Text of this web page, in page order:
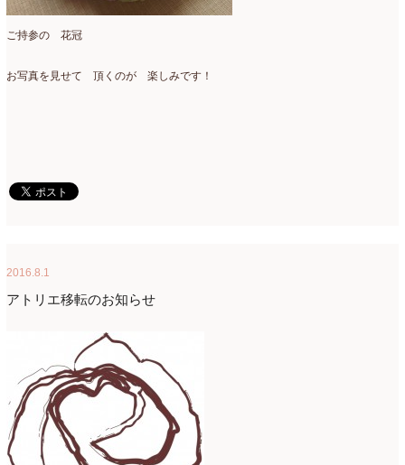
ご持参の 花冠
お写真を見せて 頂くのが 楽しみです！
2016.8.1
アトリエ移転のお知らせ